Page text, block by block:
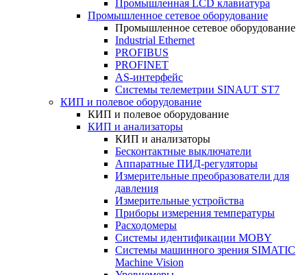
Промышленная LCD клавиатура
Промышленное сетевое оборудование
Промышленное сетевое оборудование
Industrial Ethernet
PROFIBUS
PROFINET
AS-интерфейс
Системы телеметрии SINAUT ST7
КИП и полевое оборудование
КИП и полевое оборудование
КИП и анализаторы
КИП и анализаторы
Бесконтактные выключатели
Аппаратные ПИД-регуляторы
Измерительные преобразователи для
давления
Измерительные устройства
Приборы измерения температуры
Расходомеры
Системы идентификации MOBY
Системы машинного зрения SIMATIC
Machine Vision